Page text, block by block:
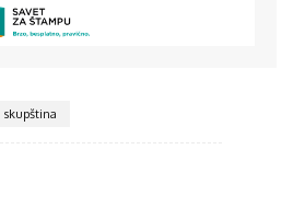
skupština